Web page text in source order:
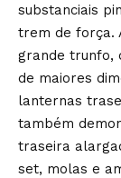
substanciais
trem de força.
grande trunfo,
de maiores
lanternas
também
traseira
set, molas e